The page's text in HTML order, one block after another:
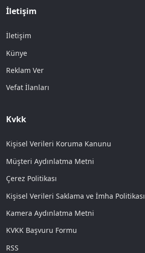
İletişim
İletişim
Künye
Reklam Ver
Vefat İlanları
Kvkk
Kişisel Verileri Koruma Kanunu
Müşteri Aydınlatma Metni
Çerez Politikası
Kişisel Verileri Saklama ve İmha Politikası
Kamera Aydınlatma Metni
KVKK Başvuru Formu
RSS